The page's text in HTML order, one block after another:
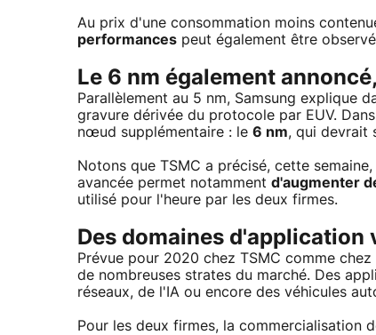
Au prix d'une consommation moins
performances peut également être
Le 6 nm également
Parallèlement au 5 nm, Samsung explique
gravure dérivée du protocole par EUV.
nœud supplémentaire : le 6 nm, qui devrait
Notons que TSMC a précisé, cette
avancée permet notamment d'augmenter
utilisé pour l'heure par les deux firmes.
Des domaines d'application
Prévue pour 2020 chez TSMC comme
de nombreuses strates du marché. Des
réseaux, de l'IA ou encore des véhicules
Pour les deux firmes, la commercialisation